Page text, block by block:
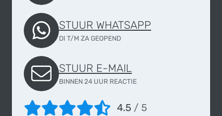
STUUR WHATSAPP
DI T/M ZA GEOPEND
STUUR E-MAIL
BINNEN 24 UUR REACTIE
4.5 / 5